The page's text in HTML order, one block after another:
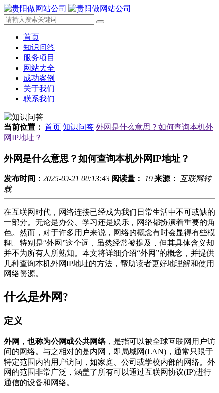
首页
知识问答
服务项目
网站大全
成功案例
关于我们
联系我们
当前位置： 首页 知识问答 外网是什么意思？如何查询本机外
网IP地址？
外网是什么意思？如何查询本机外网IP地址？
发布时间： 2025-09-21 00:13:43 阅读量： 19 来源： 互联网转
载
在互联网时代，网络连接已经成为我们日常生活中不可或缺的
一部分。无论是办公、学习还是娱乐，网络都扮演着重要的角
色。然而，对于许多用户来说，网络的概念有时会显得有些模
糊。特别是“外网”这个词，虽然经常被提及，但其具体含义却
并不为所有人所熟知。本文将详细介绍“外网”的概念，并提供
几种查询本机外网IP地址的方法，帮助读者更好地理解和使用
网络资源。
什么是外网?
定义
外网，也称为公网或公共网络，是指可以被全球互联网用户访
问的网络。与之相对的是内网，即局域网(LAN)，通常只限于
特定范围内的用户访问，如家庭、公司或学校内部的网络。外
网的范围非常广泛，涵盖了所有可以通过互联网协议(IP)进行
通信的设备和网络。